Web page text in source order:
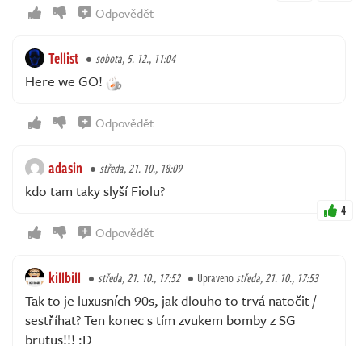
Odpovědět
Tellist sobota, 5. 12., 11:04
Here we GO!
Odpovědět
adasin středa, 21. 10., 18:09
kdo tam taky slyší Fiolu?
4
Odpovědět
killbill středa, 21. 10., 17:52 Upravenostředa, 21. 10., 17:53
Tak to je luxusních 90s, jak dlouho to trvá natočit /
sestříhat? Ten konec s tím zvukem bomby z SG
brutus!!! :D